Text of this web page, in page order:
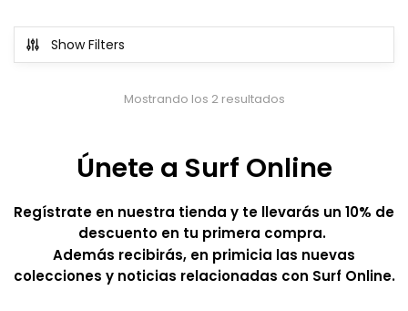
Show Filters
Mostrando los 2 resultados
Únete a Surf Online
Regístrate en nuestra tienda y te llevarás un 10% de
descuento en tu primera compra.
Además recibirás, en primicia las nuevas
colecciones y noticias relacionadas con Surf Online.